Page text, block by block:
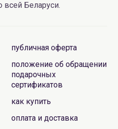
всей Беларуси.
публичная оферта
положение об обращении
подарочных
сертификатов
как купить
оплата и доставка